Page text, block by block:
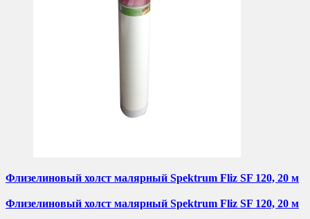
Флизелиновый холст малярный Spektrum Fliz SF 120, 20 м
Флизелиновый холст малярный Spektrum Fliz SF 120, 20 м